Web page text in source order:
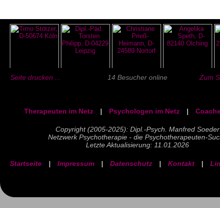
Seite drucken ... 14 Besucher online Zum
Therapeuten im Netz | Psychologen im Netz |
Copyright (2005-2025): Dipl.-Psych. Manfred Soeder
Netzwerk Psychotherapie - die Psychotherapeuten-
Letzte Aktualisierung: 11.01.2026
Startseite | Impressum | Datenschutz | Kontakt |